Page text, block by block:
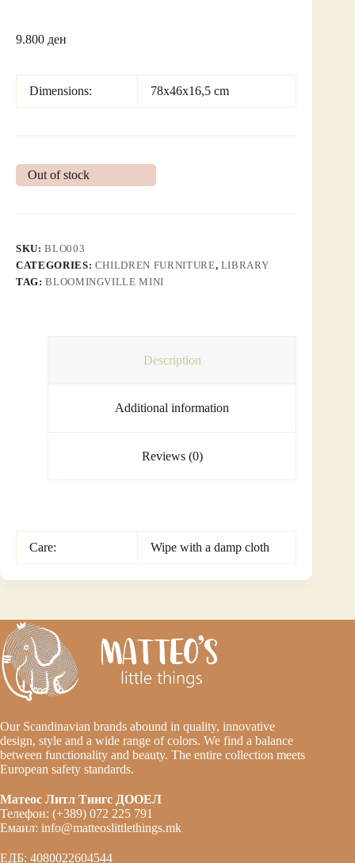
9.800 ден
Dimensions: 78x46x16,5 cm
Out of stock
SKU:BLO003
CATEGORIES: CHILDREN FURNITURE, LIBRARY
TAG:BLOOMINGVILLE MINI
Description
Additional information
Reviews (0)
Care: Wipe with a damp cloth
Our Scandinavian brands abound in quality, innovative
design, style and a wide range of colors. We find a balance
between functionality and beauty. The entire collection meets
European safety standards.
Матеос Литл Тингс ДООЕЛ
Телефон: (+389) 072 225 791
Емаил: info@matteoslittlethings.mk
ЕДБ: 4080022604544